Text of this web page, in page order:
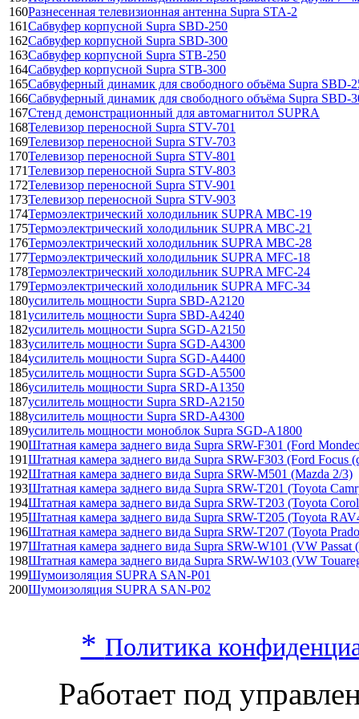
160Разнесенная телевизионная антенна Supra STA-2
161Сабвуфер корпусной Supra SBD-250
162Сабвуфер корпусной Supra SBD-300
163Сабвуфер корпусной Supra STB-250
164Сабвуфер корпусной Supra STB-300
165Сабвуферный динамик для свободного объёма Supra SBD-
166Сабвуферный динамик для свободного объёма Supra SBD-
167Стенд демонстрационный для автомагнитол SUPRA
168Телевизор переносной Supra STV-701
169Телевизор переносной Supra STV-703
170Телевизор переносной Supra STV-801
171Телевизор переносной Supra STV-803
172Телевизор переносной Supra STV-901
173Телевизор переносной Supra STV-903
174Термоэлектрический холодильник SUPRA MBC-19
175Термоэлектрический холодильник SUPRA MBC-21
176Термоэлектрический холодильник SUPRA MBC-28
177Термоэлектрический холодильник SUPRA MFC-18
178Термоэлектрический холодильник SUPRA MFC-24
179Термоэлектрический холодильник SUPRA MFC-34
180усилитель мощности Supra SBD-A2120
181усилитель мощности Supra SBD-A4240
182усилитель мощности Supra SGD-A2150
183усилитель мощности Supra SGD-A4300
184усилитель мощности Supra SGD-A4400
185усилитель мощности Supra SGD-A5500
186усилитель мощности Supra SRD-A1350
187усилитель мощности Supra SRD-A2150
188усилитель мощности Supra SRD-A4300
189усилитель мощности моноблок Supra SGD-A1800
190Штатная камера заднего вида Supra SRW-F301 (Ford
191Штатная камера заднего вида Supra SRW-F303 (Ford Focus
192Штатная камера заднего вида Supra SRW-M501 (Mazda 2/3)
193Штатная камера заднего вида Supra SRW-T201 (Toyota
194Штатная камера заднего вида Supra SRW-T203 (Toyota
195Штатная камера заднего вида Supra SRW-T205 (Toyota
196Штатная камера заднего вида Supra SRW-T207 (Toyota
197Штатная камера заднего вида Supra SRW-W101 (VW Passat
198Штатная камера заднего вида Supra SRW-W103 (VW
199Шумоизоляция SUPRA SAN-P01
200Шумоизоляция SUPRA SAN-P02
* Политика
Работает под